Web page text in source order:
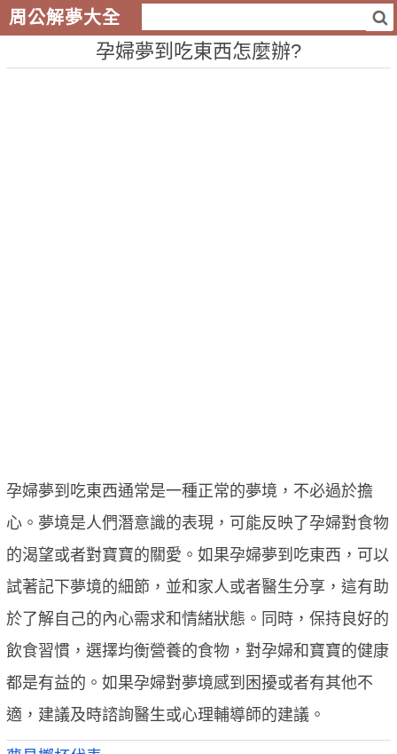
周公解夢大全
孕婦夢到吃東西怎麼辦?
孕婦夢到吃東西通常是一種正常的夢境，不必過於擔
心。夢境是人們潛意識的表現，可能反映了孕婦對食物
的渴望或者對寶寶的關愛。如果孕婦夢到吃東西，可以
試著記下夢境的細節，並和家人或者醫生分享，這有助
於了解自己的內心需求和情緒狀態。同時，保持良好的
飲食習慣，選擇均衡營養的食物，對孕婦和寶寶的健康
都是有益的。如果孕婦對夢境感到困擾或者有其他不
適，建議及時諮詢醫生或心理輔導師的建議。